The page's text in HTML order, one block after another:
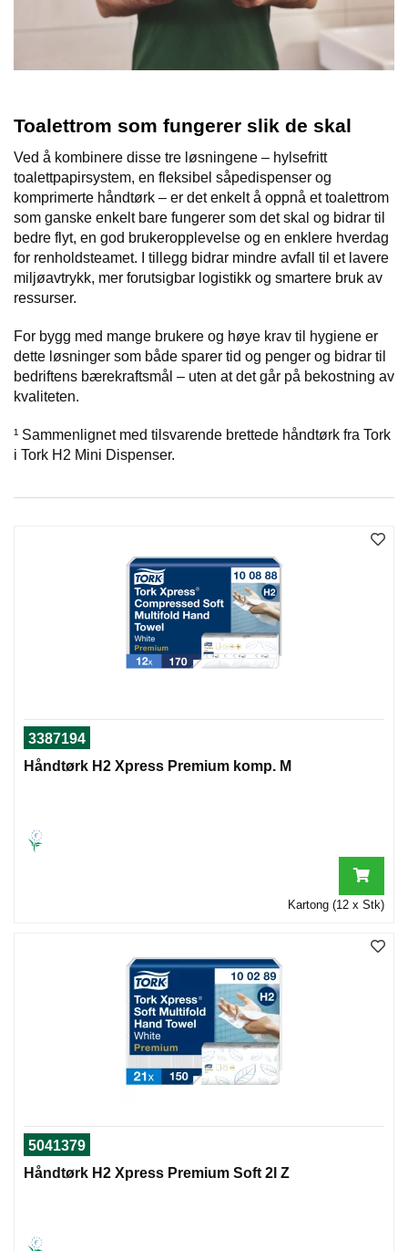
Toalettrom som fungerer slik de skal
Ved å kombinere disse tre løsningene – hylsefritt
toalettpapirsystem, en fleksibel såpedispenser og
komprimerte håndtørk – er det enkelt å oppnå et toalettrom
som ganske enkelt bare fungerer som det skal og bidrar til
bedre flyt, en god brukeropplevelse og en enklere hverdag
for renholdsteamet. I tillegg bidrar mindre avfall til et lavere
miljøavtrykk, mer forutsigbar logistikk og smartere bruk av
ressurser.
For bygg med mange brukere og høye krav til hygiene er
dette løsninger som både sparer tid og penger og bidrar til
bedriftens bærekraftsmål – uten at det går på bekostning av
kvaliteten.
¹ Sammenlignet med tilsvarende brettede håndtørk fra Tork
i Tork H2 Mini Dispenser.
3387194
Håndtørk H2 Xpress Premium komp. M
Kartong (12 x Stk)
5041379
Håndtørk H2 Xpress Premium Soft 2l Z